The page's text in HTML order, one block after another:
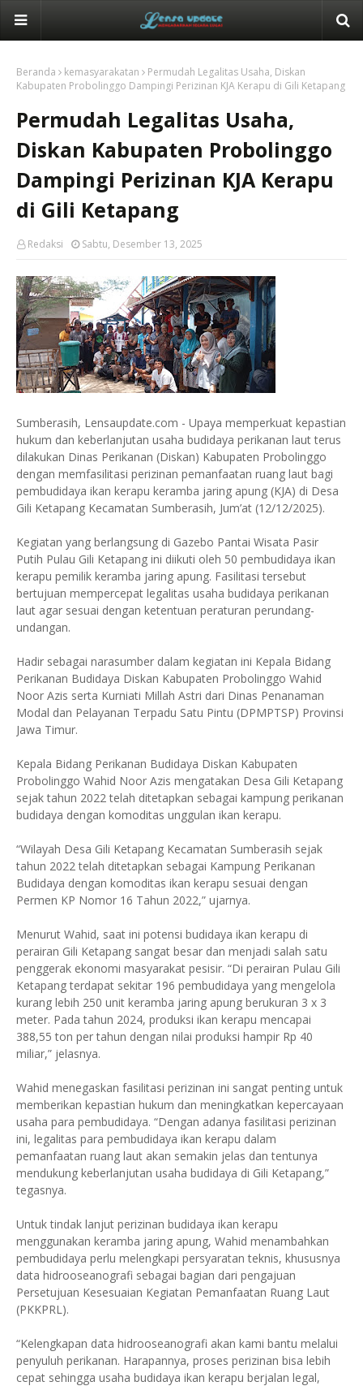
Beranda kemasyarakatan
Permudah Legalitas Usaha, Diskan
Kabupaten Probolinggo Dampingi Perizinan KJA Kerapu di Gili Ketapang
Permudah Legalitas Usaha,
Diskan Kabupaten Probolinggo
Dampingi Perizinan KJA Kerapu
di Gili Ketapang
Redaksi Sabtu, Desember 13, 2025
Sumberasih, Lensaupdate.com - Upaya memperkuat kepastian
hukum dan keberlanjutan usaha budidaya perikanan laut terus
dilakukan Dinas Perikanan (Diskan) Kabupaten Probolinggo
dengan memfasilitasi perizinan pemanfaatan ruang laut bagi
pembudidaya ikan kerapu keramba jaring apung (KJA) di Desa
Gili Ketapang Kecamatan Sumberasih, Jum’at (12/12/2025).
Kegiatan yang berlangsung di Gazebo Pantai Wisata Pasir
Putih Pulau Gili Ketapang ini diikuti oleh 50 pembudidaya ikan
kerapu pemilik keramba jaring apung. Fasilitasi tersebut
bertujuan mempercepat legalitas usaha budidaya perikanan
laut agar sesuai dengan ketentuan peraturan perundang-
undangan.
Hadir sebagai narasumber dalam kegiatan ini Kepala Bidang
Perikanan Budidaya Diskan Kabupaten Probolinggo Wahid
Noor Azis serta Kurniati Millah Astri dari Dinas Penanaman
Modal dan Pelayanan Terpadu Satu Pintu (DPMPTSP) Provinsi
Jawa Timur.
Kepala Bidang Perikanan Budidaya Diskan Kabupaten
Probolinggo Wahid Noor Azis mengatakan Desa Gili Ketapang
sejak tahun 2022 telah ditetapkan sebagai kampung perikanan
budidaya dengan komoditas unggulan ikan kerapu.
“Wilayah Desa Gili Ketapang Kecamatan Sumberasih sejak
tahun 2022 telah ditetapkan sebagai Kampung Perikanan
Budidaya dengan komoditas ikan kerapu sesuai dengan
Permen KP Nomor 16 Tahun 2022,” ujarnya.
Menurut Wahid, saat ini potensi budidaya ikan kerapu di
perairan Gili Ketapang sangat besar dan menjadi salah satu
penggerak ekonomi masyarakat pesisir. “Di perairan Pulau Gili
Ketapang terdapat sekitar 196 pembudidaya yang mengelola
kurang lebih 250 unit keramba jaring apung berukuran 3 x 3
meter. Pada tahun 2024, produksi ikan kerapu mencapai
388,55 ton per tahun dengan nilai produksi hampir Rp 40
miliar,” jelasnya.
Wahid menegaskan fasilitasi perizinan ini sangat penting untuk
memberikan kepastian hukum dan meningkatkan kepercayaan
usaha para pembudidaya. “Dengan adanya fasilitasi perizinan
ini, legalitas para pembudidaya ikan kerapu dalam
pemanfaatan ruang laut akan semakin jelas dan tentunya
mendukung keberlanjutan usaha budidaya di Gili Ketapang,”
tegasnya.
Untuk tindak lanjut perizinan budidaya ikan kerapu
menggunakan keramba jaring apung, Wahid menambahkan
pembudidaya perlu melengkapi persyaratan teknis, khususnya
data hidrooseanografi sebagai bagian dari pengajuan
Persetujuan Kesesuaian Kegiatan Pemanfaatan Ruang Laut
(PKKPRL).
“Kelengkapan data hidrooseanografi akan kami bantu melalui
penyuluh perikanan. Harapannya, proses perizinan bisa lebih
cepat sehingga usaha budidaya ikan kerapu berjalan legal,